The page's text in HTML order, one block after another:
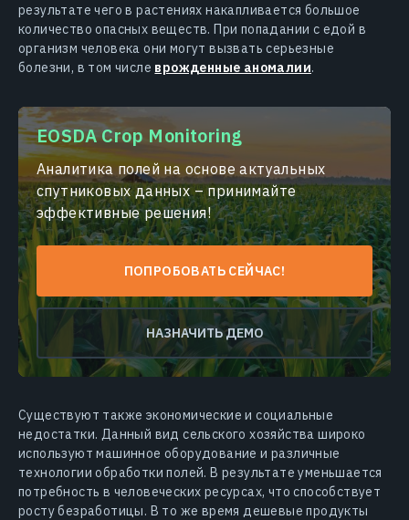
результате чего в растениях накапливается большое
количество опасных веществ. При попадании с едой в
организм человека они могут вызвать серьезные
болезни, в том числе врожденные аномалии.
EOSDA Crop Monitoring
Аналитика полей на основе актуальных
спутниковых данных – принимайте
эффективные решения!
ПОПРОБОВАТЬ СЕЙЧАС!
НАЗНАЧИТЬ ДЕМО
Существуют также экономические и социальные
недостатки. Данный вид сельского хозяйства широко
используют машинное оборудование и различные
технологии обработки полей. В результате уменьшается
потребность в человеческих ресурсах, что способствует
росту безработицы. В то же время дешевые продукты